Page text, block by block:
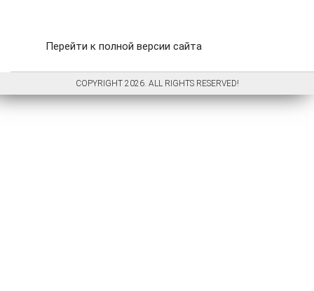
Перейти к полной версии сайта
COPYRIGHT 2026. ALL RIGHTS RESERVED!